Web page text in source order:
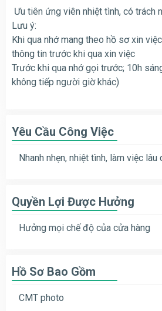
Ưu tiên ứng viên nhiệt tình, có trách
Lưu ý:
Khi qua nhớ mang theo hồ sơ xin
thông tin trước khi qua xin việc
Trước khi qua nhớ gọi trước; 10h
không tiếp người giờ khác)
Yêu Cầu Công Việc
Nhanh nhẹn, nhiệt tình, làm việc lâu
Quyền Lợi Được Hưởng
Hưởng mọi chế độ của cửa hàng
Hồ Sơ Bao Gồm
CMT photo